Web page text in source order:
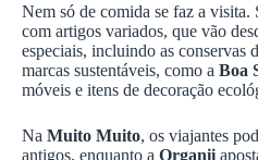
Nem só de comida se faz a visita.
com artigos variados, que vão
especiais, incluindo as conservas
marcas sustentáveis, como a Boa
móveis e itens de decoração
Na Muito Muito, os viajantes
antigos, enquanto a Organii